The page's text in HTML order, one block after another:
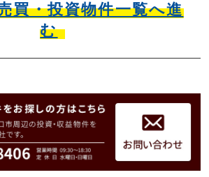
買・投資物件一覧へ進
む